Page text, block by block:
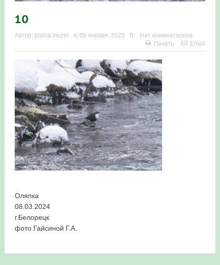
проекте «Развитие программы мониторинга
численности птиц в европейской части России»
«Весенняя перекличка-2026» — 11-20 мая 2026
Мониторинг орнитофауны на постоянных маршрутах
в Республике Башкортостан в 2026 году
10
Автор: polina.muzei в: 09 января, 2025 В:
Нет комментариев
Печать
Email
Оляпка
08.03.2024
г.Белорецк
фото Гайсиной Г.А.